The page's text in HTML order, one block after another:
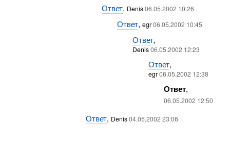
Ответ, Denis06.05.2002 10:26
Ответ, egr06.05.2002 10:45
Ответ,
Denis06.05.2002 12:23
Ответ,
egr06.05.2002 12:38
Ответ,
06.05.2002 12:50
Ответ, Denis04.05.2002 23:06